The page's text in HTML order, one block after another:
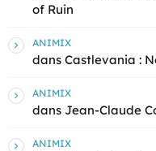
of Ruin
ANIMIX
dans Castlevania :
ANIMIX
dans Jean-Claude
ANIMIX